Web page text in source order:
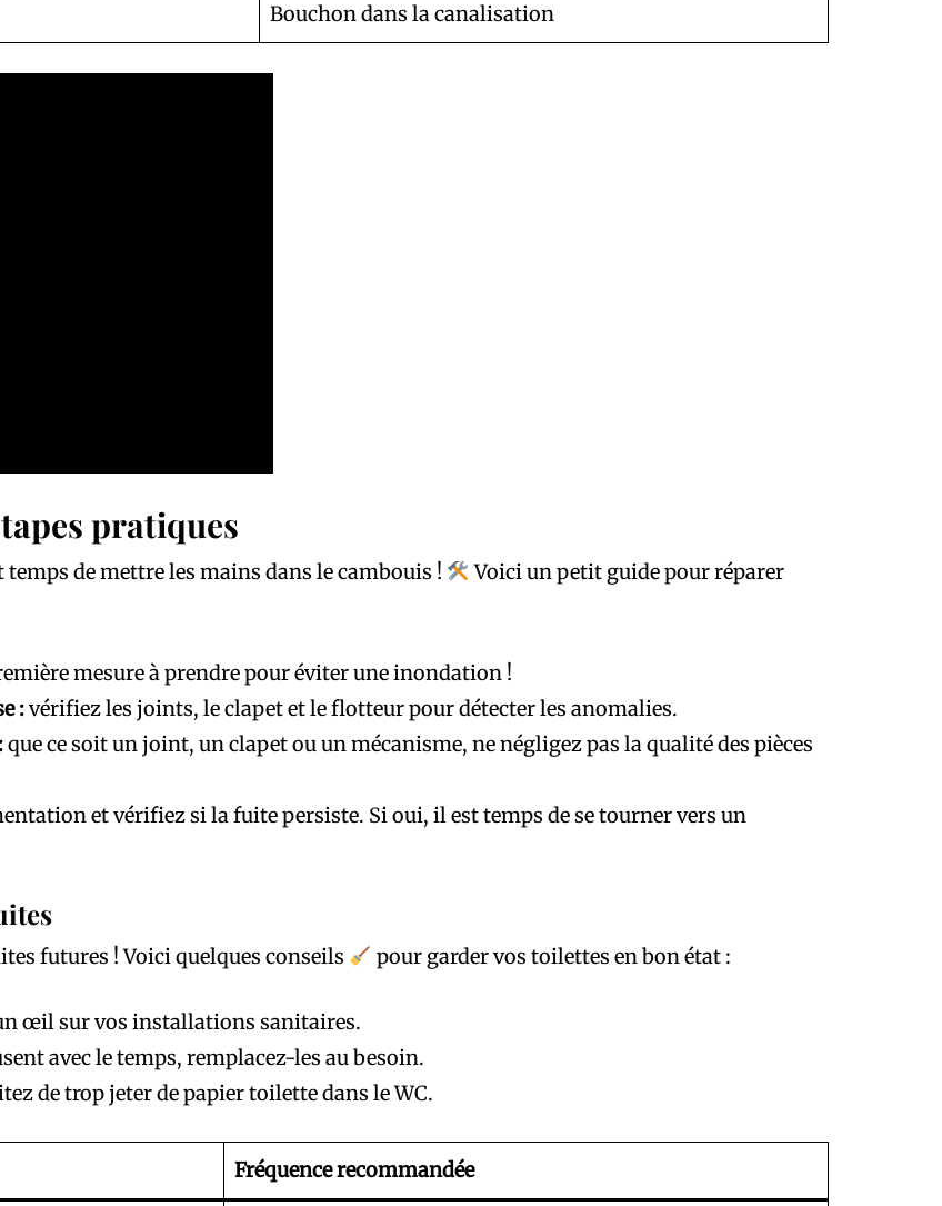
Bouchon dans la canalisation
pratiques
de mettre les mains dans le cambouis !
Voici un petit guide pour réparer
mesure à prendre pour éviter une inondation !
:vérifiez les joints, le clapet et le flotteur pour détecter les anomalies.
que ce soit un joint, un clapet ou un mécanisme, ne négligez pas la qualité des pièces
et vérifiez si la fuite persiste. Si oui, il est temps de se tourner vers un
futures ! Voici quelques conseils pour garder vos toilettes en bon état :
œil sur vos installations sanitaires.
avec le temps, remplacez-les au besoin.
de trop jeter de papier toilette dans le WC.
Fréquence recommandée